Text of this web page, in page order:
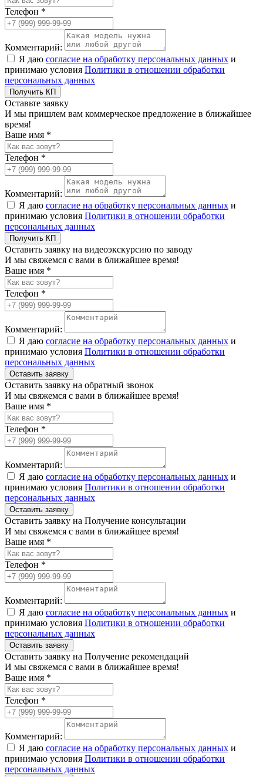
Телефон *
Комментарий:
Я даю согласие на обработку персональных данных и
принимаю условия Политики в отношении обработки
персональных данных
Получить КП
Оставьте заявку
И мы пришлем вам коммерческое предложение в ближайшее
время!
Ваше имя *
Телефон *
Комментарий:
Я даю согласие на обработку персональных данных и
принимаю условия Политики в отношении обработки
персональных данных
Получить КП
Оставить заявку на видеоэкскурсию по заводу
И мы свяжемся с вами в ближайшее время!
Ваше имя *
Телефон *
Комментарий:
Я даю согласие на обработку персональных данных и
принимаю условия Политики в отношении обработки
персональных данных
Оставить заявку
Оставить заявку на обратный звонок
И мы свяжемся с вами в ближайшее время!
Ваше имя *
Телефон *
Комментарий:
Я даю согласие на обработку персональных данных и
принимаю условия Политики в отношении обработки
персональных данных
Оставить заявку
Оставить заявку на Получение консультации
И мы свяжемся с вами в ближайшее время!
Ваше имя *
Телефон *
Комментарий:
Я даю согласие на обработку персональных данных и
принимаю условия Политики в отношении обработки
персональных данных
Оставить заявку
Оставить заявку на Получение рекомендаций
И мы свяжемся с вами в ближайшее время!
Ваше имя *
Телефон *
Комментарий:
Я даю согласие на обработку персональных данных и
принимаю условия Политики в отношении обработки
персональных данных